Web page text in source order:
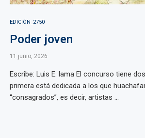
EDICIÓN_2750
Poder joven
11 junio, 2026
Escribe: Luis E. lama El concurso tiene
primera está dedicada a los que
“consagrados”, es decir, artistas ...